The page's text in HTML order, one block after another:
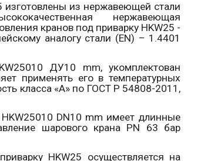
изготовлены из нержавеющей стали
нержавеющая
кранов под приварку HKW25 -
аналогу стали (EN) – 1.4401
25010 ДУ10 mm, укомплектован
применять его в температурных
класса «A» по ГОСТ Р 54808-2011,
HKW25010 DN10 mm имеет длинные
шарового крана PN 63 бар
HKW25 осуществляется на